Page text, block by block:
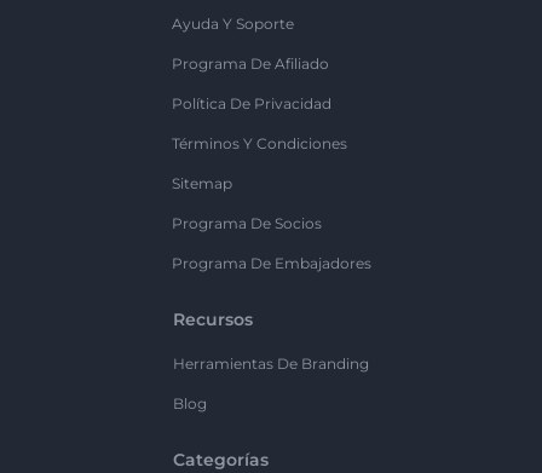
Ayuda Y Soporte
Programa De Afiliado
Política De Privacidad
Términos Y Condiciones
Sitemap
Programa De Socios
Programa De Embajadores
Recursos
Herramientas De Branding
Blog
Categorías